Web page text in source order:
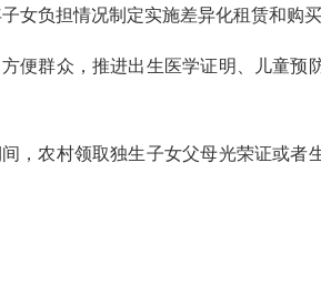
女负担情况制定实施差异化租赁和购
群众，推进出生医学证明、儿童预
农村领取独生子女父母光荣证或者